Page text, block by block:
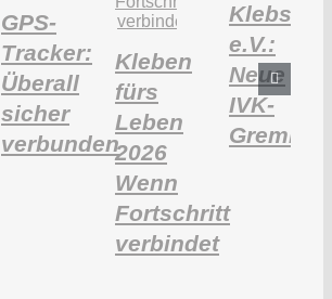
GPS-
Tracker:
Überall
sicher
verbunden
Kleben
fürs
Leben
2026
Wenn
Fortschritt
verbindet
e.V.:
Neue
IVK-